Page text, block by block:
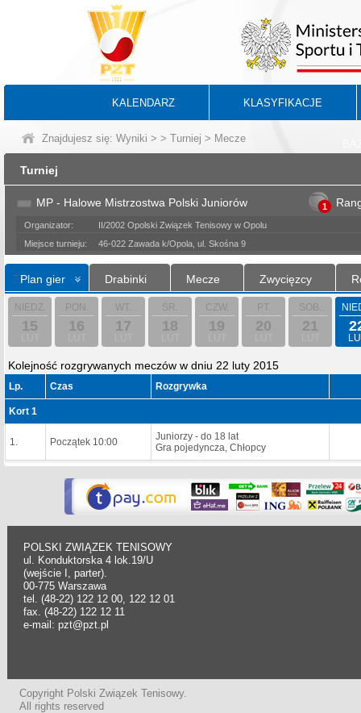
KALENDARZ KLASYFIKACJE
Znajdujesz się: Wyniki > > Turniej > Mecze
Turniej
MP - Halowe Mistrzostwa Polski Juniorów 1
Organizator:
II/2002 Opolski Związek Tenisowy w Opolu
Miejsce turnieju:
46-022 Zawada k/Opola, ul. Skośna 9
Plan gier Drabinki Mecze Zwycięzcy
NIEDZ.
15
PON.
16
WT.
17
ŚR.
18
CZW.
19
PT.
20
SOB.
21
Kolejność rozgrywanych meczów w dniu 22 luty 2015
Lp. Czas Rozgrywka
Kort 1
1. Początek 10:00
Juniorzy - do 18 lat
Gra pojedyncza, Chłopcy
POLSKI ZWIĄZEK TENISOWY
ul. Konduktorska 4 lok.19/U
(wejście I, parter).
00-775 Warszawa
tel. (48-22) 122 12 00, 122 12 01
fax. (48-22) 122 12 11
e-mail: pzt@pzt.pl
Copyright Polski Związek Tenisowy.
All rights reserved